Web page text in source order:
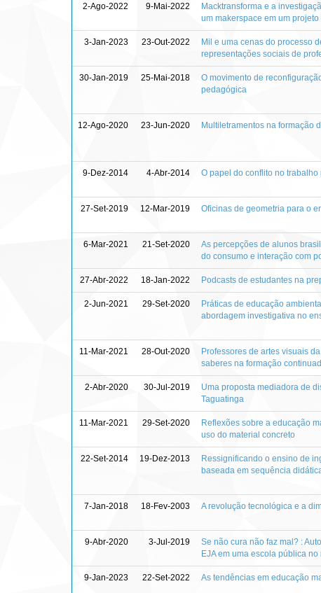
2-Ago-2022 9-Mai-2022
Macktransforma e a
um makerspace em um
3-Jan-2023 23-Out-2022
Mil e uma cenas do processo
representações sociais de
30-Jan-2019 25-Mai-2018
O movimento de
pedagógica
12-Ago-2020 23-Jun-2020 Multiletramentos na formação
9-Dez-2014 4-Abr-2014 O papel do conflito no
27-Set-2019 12-Mar-2019 Oficinas de geometria para o
6-Mar-2021 21-Set-2020
As percepções de alunos
do consumo e interação com
27-Abr-2022 18-Jan-2022 Podcasts de estudantes na
2-Jun-2021 29-Set-2020
Práticas de educação
abordagem investigativa no
11-Mar-2021 28-Out-2020
Professores de artes visuais
saberes na formação
2-Abr-2020 30-Jul-2019
Uma proposta mediadora de
Taguatinga
11-Mar-2021 29-Set-2020
Reflexões sobre a educação
uso do material concreto
22-Set-2014 19-Dez-2013
Ressignificando o ensino de
baseada em sequência
7-Jan-2018 18-Fev-2003 A revolução tecnológica e a
9-Abr-2020 3-Jul-2019
Se não cura não faz mal? :
EJA em uma escola pública
9-Jan-2023 22-Set-2022 As tendências em educação